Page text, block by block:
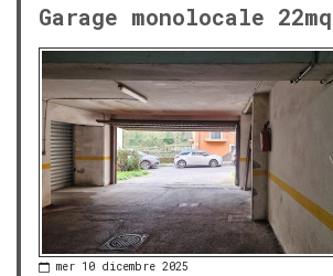
Garage monolocale 22mq
mer 10 dicembre 2025